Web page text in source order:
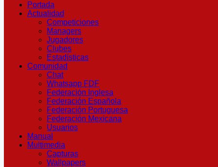
Portada
Actualidad
Competiciones
Managers
Jugadores
Clubes
Estadísticas
Comunidad
Chat
Whatsapp FDF
Federación Inglesa
Federación Española
Federación Portuguesa
Federación Mexicana
Usuarios
Manual
Multimedia
Capturas
Wallpapers